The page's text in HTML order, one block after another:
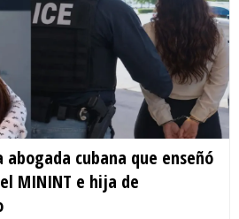
cubana que enseñó
MININT e hija de